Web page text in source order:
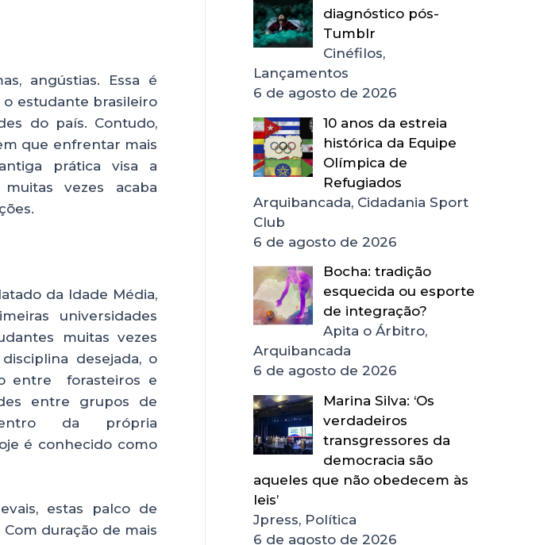
angústias. Essa é
estudante brasileiro
do país. Contudo,
que enfrentar mais
prática visa a
vezes acaba
da Idade Média,
universidades
muitas vezes
desejada, o
entre forasteiros e
entre grupos de
da própria
é conhecido como
estas palco de
duração de mais
diagnóstico pós-
Tumblr
Cinéfilos,
Lançamentos
6 de agosto de 2026
10 anos da estreia
histórica da Equipe
Olímpica de
Refugiados
Arquibancada, Cidadania Sport
Club
6 de agosto de 2026
Bocha: tradição
esquecida ou esporte
de integração?
Apita o Árbitro,
Arquibancada
6 de agosto de 2026
Marina Silva: ‘Os
verdadeiros
transgressores da
democracia são
aqueles que não obedecem às
leis’
Jpress, Política
6 de agosto de 2026